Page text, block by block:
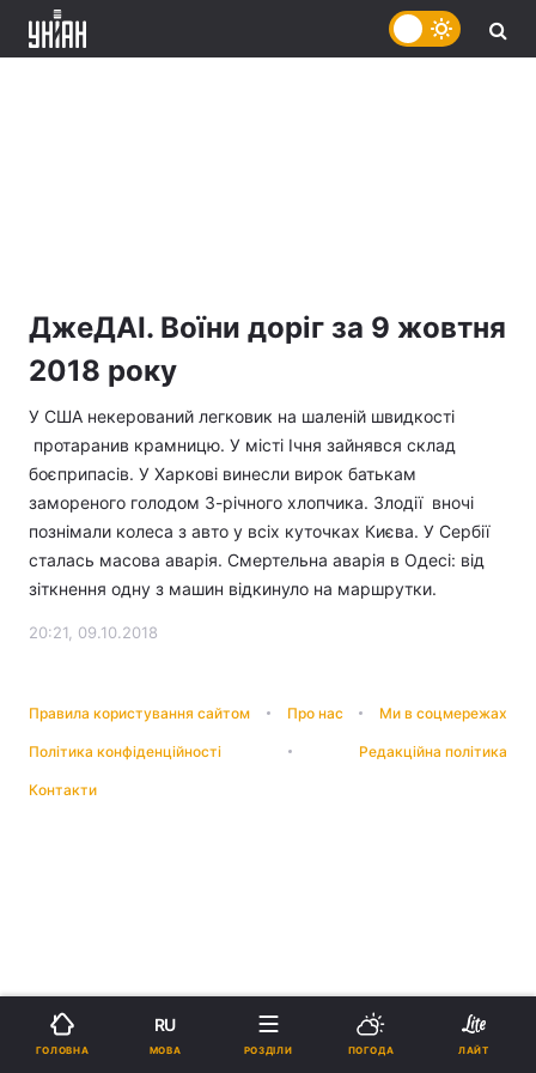
ДжеДАІ. Воїни доріг за 9 жовтня
2018 року
У США некерований легковик на шаленій швидкості
протаранив крамницю. У місті Ічня зайнявся склад
боєприпасів. У Харкові винесли вирок батькам
замореного голодом 3-річного хлопчика. Злодії вночі
познімали колеса з авто у всіх куточках Києва. У Сербії
сталась масова аварія. Смертельна аварія в Одесі: від
зіткнення одну з машин відкинуло на маршрутки.
20:21, 09.10.2018
Правила користування сайтом Про нас Ми в соцмережах
Політика конфіденційності Редакційна політика
Контакти
ГОЛОВНА
RU
МОВА РОЗДІЛИ ПОГОДА ЛАЙТ